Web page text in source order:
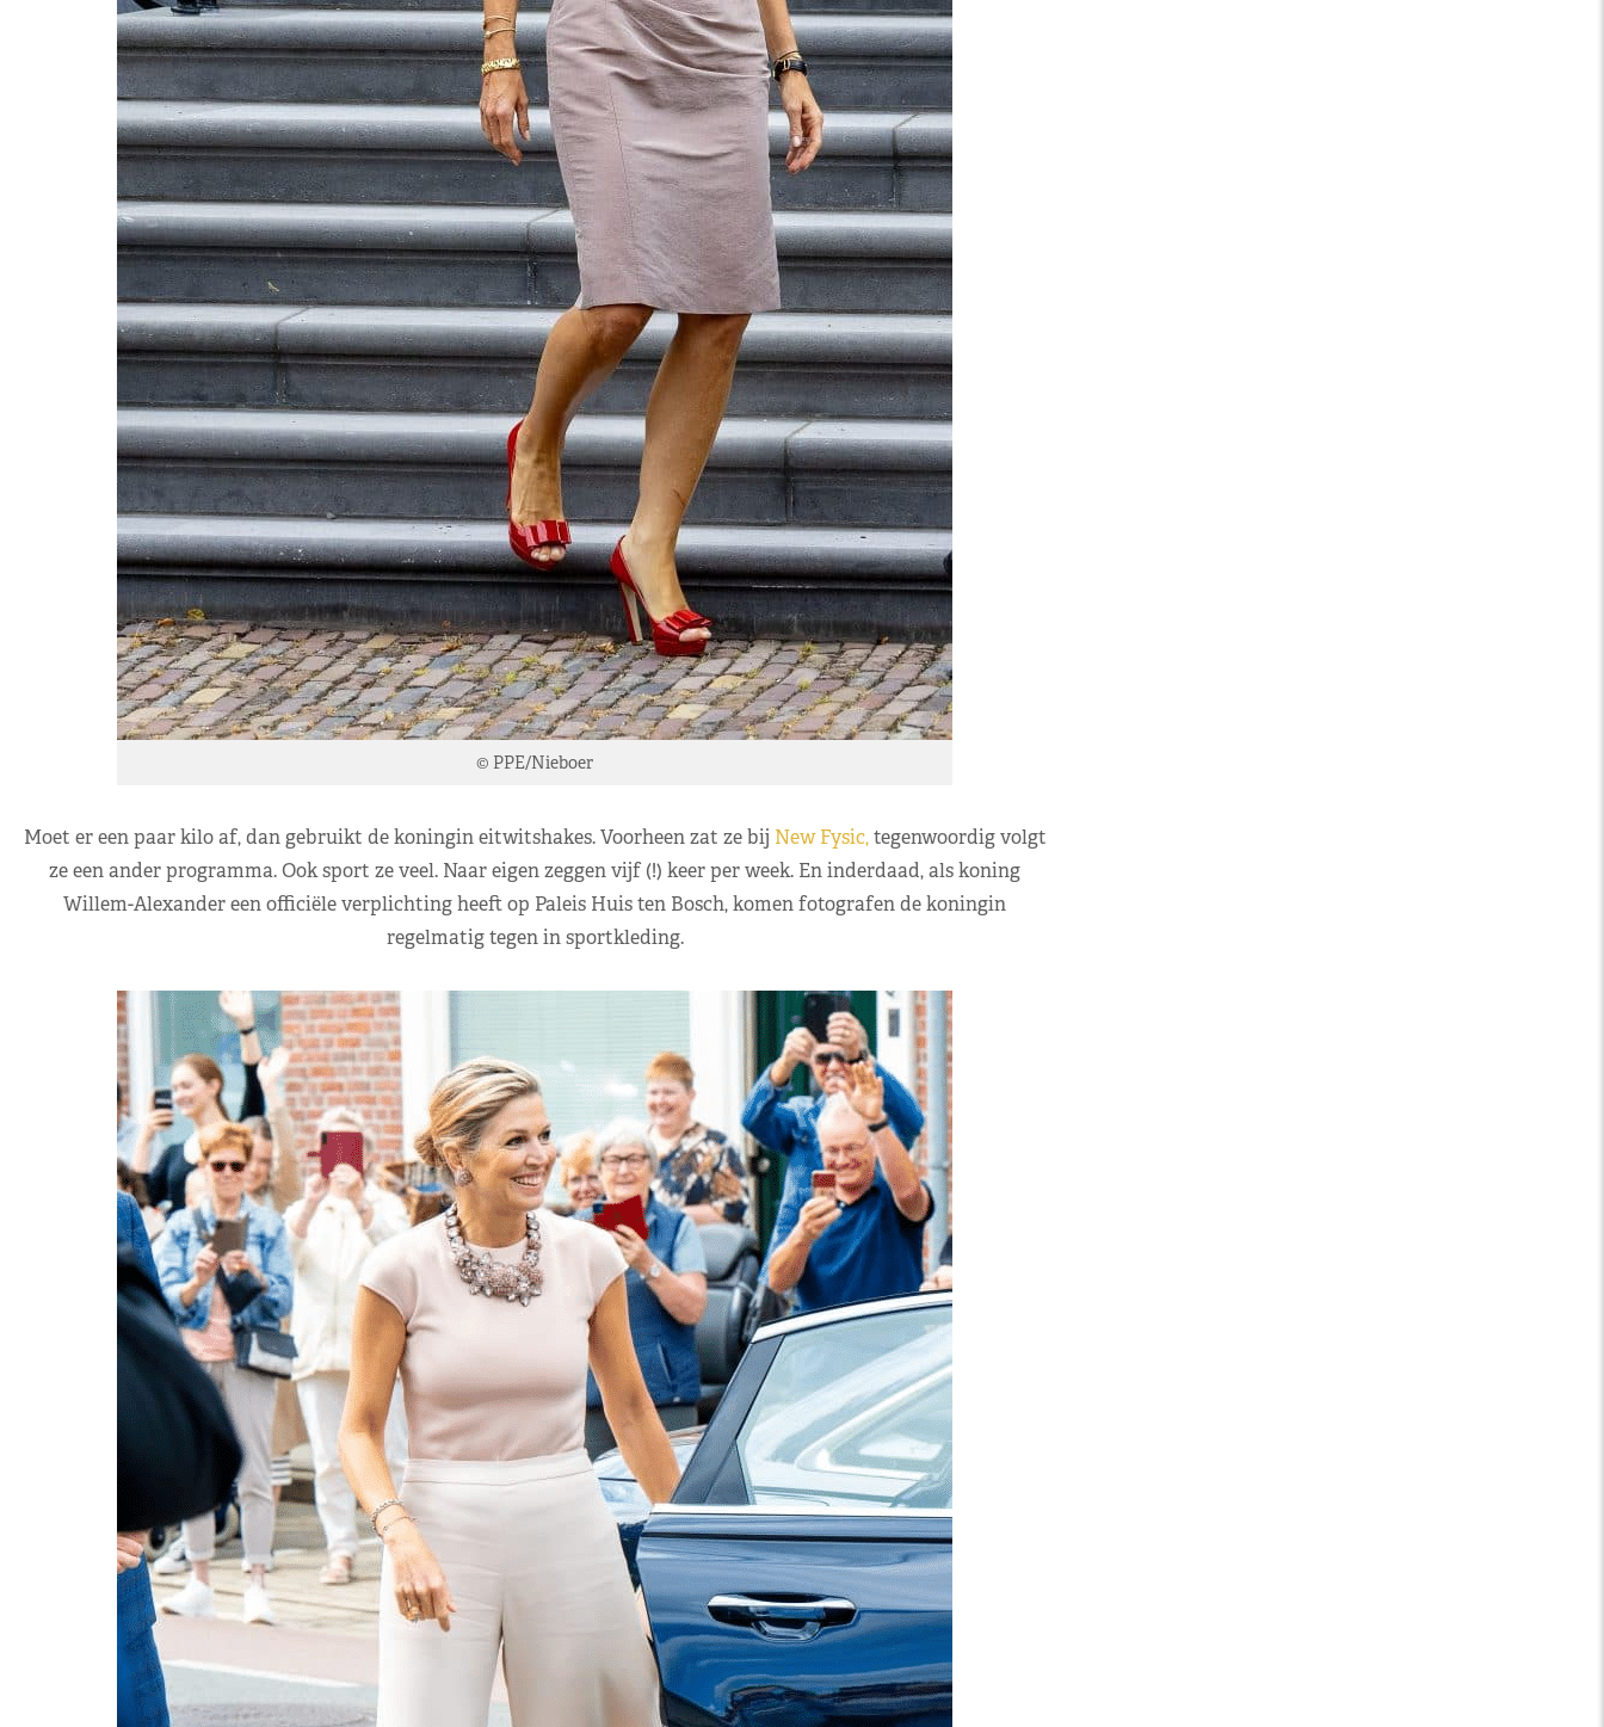
© PPE/Nieboer
Moet er een paar kilo af, dan gebruikt de koningin eitwitshakes. Voorheen zat ze bij New Fysic,tegenwoordig volgt
ze een ander programma. Ook sport ze veel. Naar eigen zeggen vijf (!) keer per week. En inderdaad, als koning
Willem-Alexander een officiële verplichting heeft op Paleis Huis ten Bosch, komen fotografen de koningin
regelmatig tegen in sportkleding.